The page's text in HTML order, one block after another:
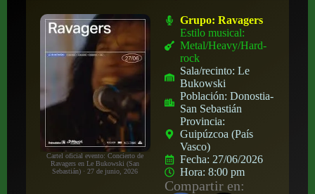
Cartel oficial evento: Concierto de
Ravagers en Le Bukowski (San
Sebastián) · 27 de junio, 2026
Grupo:Ravagers
Estilo musical:
Metal/Heavy/Hard-
rock
Sala/recinto:Le
Bukowski
Población:Donostia-
San Sebastián
Provincia:
Guipúzcoa (País
Vasco)
Fecha: 27/06/2026
Hora:8:00 pm
Compartir en: